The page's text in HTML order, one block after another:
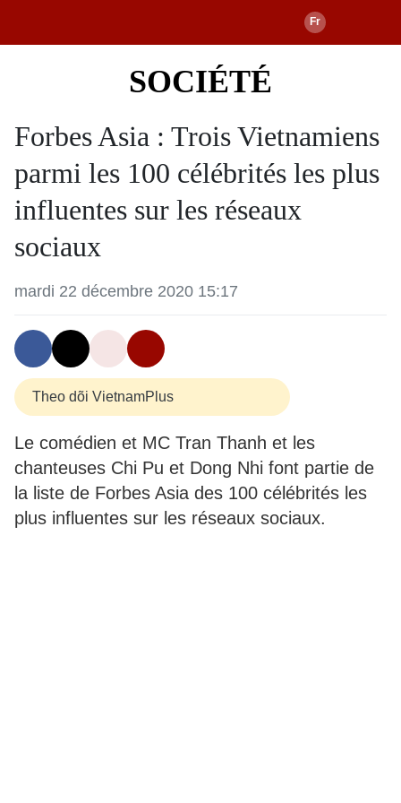
SOCIÉTÉ
Forbes Asia : Trois Vietnamiens
parmi les 100 célébrités les plus
influentes sur les réseaux
sociaux
mardi 22 décembre 2020 15:17
Theo dõi VietnamPlus
Le comédien et MC Tran Thanh et les
chanteuses Chi Pu et Dong Nhi font partie de
la liste de Forbes Asia des 100 célébrités les
plus influentes sur les réseaux sociaux.